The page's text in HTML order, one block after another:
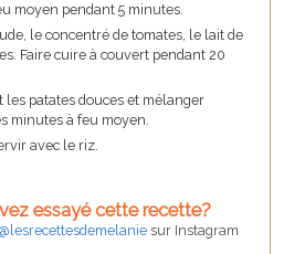
moyen pendant 5 minutes.
le concentré de tomates, le lait de
Faire cuire à couvert pendant 20
les patates douces et mélanger
minutes à feu moyen.
avec le riz.
essayé cette recette?
sur Instagram